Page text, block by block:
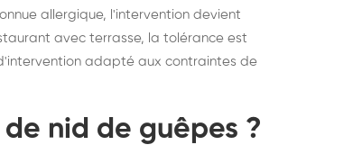
allergique, l'intervention devient
avec terrasse, la tolérance est
adapté aux contraintes de
nid de guêpes ?